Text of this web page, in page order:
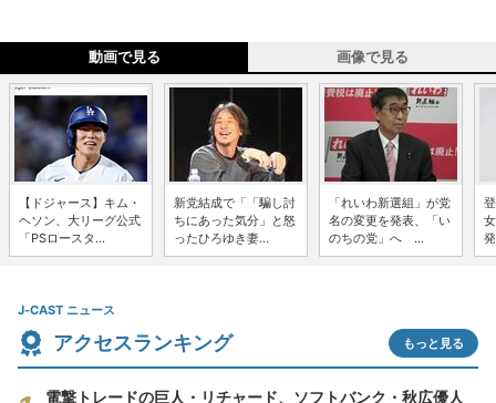
動画で見る 画像で見る
【ドジャース】キム・
ヘソン、大リーグ公式
「PSロースタ...
新党結成で「「騙し討
ちにあった気分」と怒
ったひろゆき妻...
「れいわ新選組」が党
名の変更を発表、「い
のちの党」へ ...
J-CAST ニュース
アクセスランキング もっと見る
電撃トレードの巨人・リチャード、ソフトバンク・秋広優人